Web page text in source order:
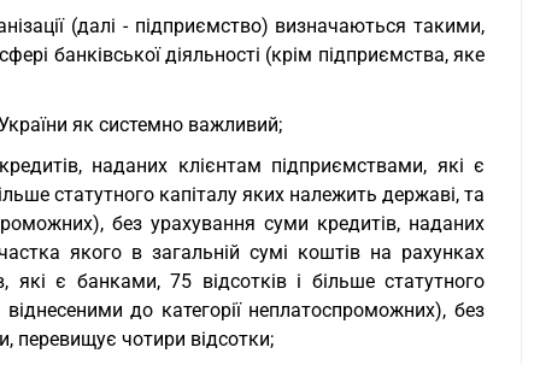
(далі - підприємство) визначаються такими,
банківської діяльності (крім підприємства, яке
як системно важливий;
наданих клієнтам підприємствами, які є
статутного капіталу яких належить державі, та
без урахування суми кредитів, наданих
якого в загальній сумі коштів на рахунках
які є банками, 75 відсотків і більше статутного
до категорії неплатоспроможних), без
перевищує чотири відсотки;